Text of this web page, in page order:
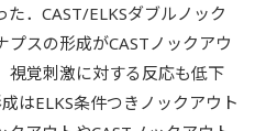
．CAST/ELKSダブルノック
スの形成がCASTノックアウ
視覚刺激に対する反応も低下
はELKS条件つきノックアウト